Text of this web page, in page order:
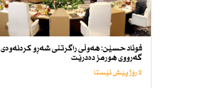
فوئاد حسێن: هەوڵی راگرتنی شەڕو كردنەوەی
گەرووی هورمز دەدرێت
2 رۆژ پێش ئێستا